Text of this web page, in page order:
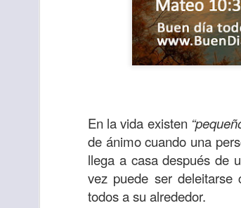
En la vida existen
de ánimo cuando una
llega a casa después de
vez puede ser
todos a su alrededor.
Para muchos, la vida es
acorde con una lista de
logros profesionales e
“amados” , es decir, a
Yo tengo gratos
esos buenos recuerdos;
de tiempo, muchos
lo mejor que tenían por su